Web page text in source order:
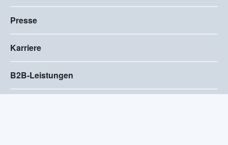
Presse
Karriere
B2B-Leistungen